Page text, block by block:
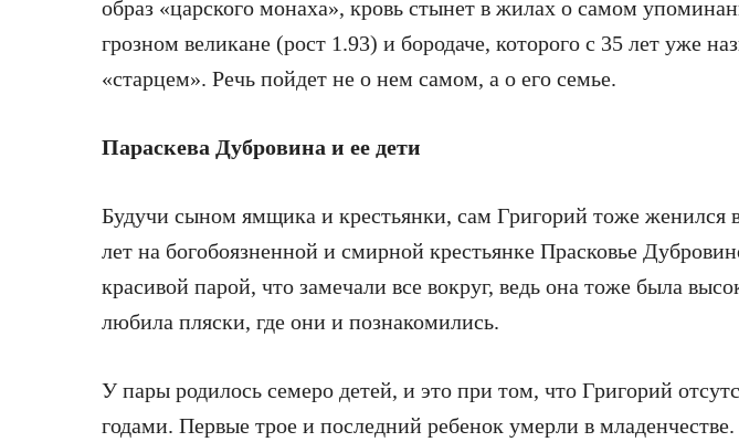
образ «царского монаха», кровь стынет в жилах о самом
грозном великане (рост 1.93) и бородаче, которого с 35 лет уже
«старцем». Речь пойдет не о нем самом, а о его семье.
Параскева Дубровина и ее дети
Будучи сыном ямщика и крестьянки, сам Григорий тоже женился в
лет на богобоязненной и смирной крестьянке Прасковье
красивой парой, что замечали все вокруг, ведь она тоже была
любила пляски, где они и познакомились.
У пары родилось семеро детей, и это при том, что Григорий
годами. Первые трое и последний ребенок умерли в